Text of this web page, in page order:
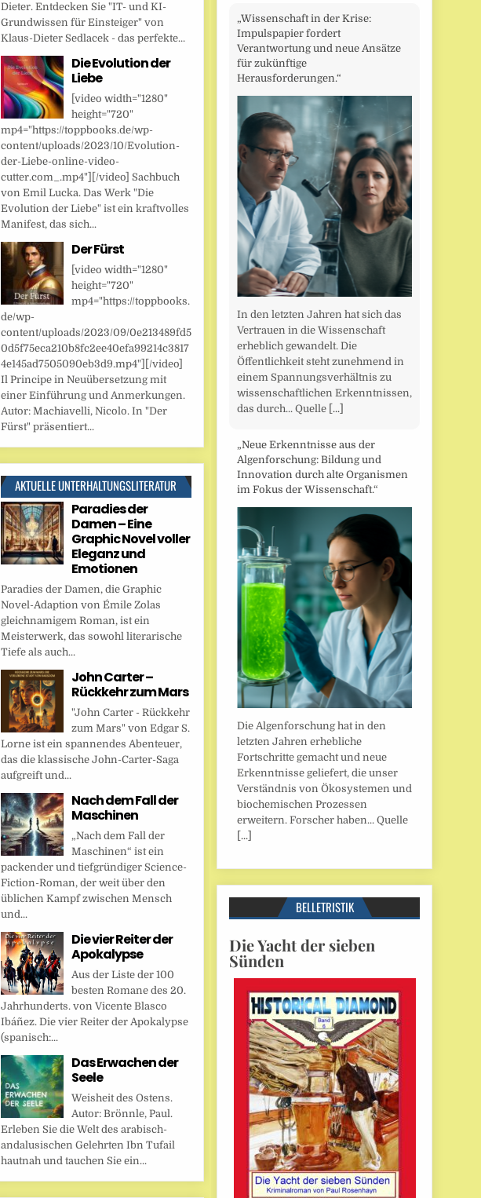
Dieter. Entdecken Sie "IT- und KI-
Grundwissen für Einsteiger" von
Klaus-Dieter Sedlacek - das perfekte...
Die Evolution der
Liebe
[video width="1280"
height="720"
mp4="https://toppbooks.de/wp-
content/uploads/2023/10/Evolution-
der-Liebe-online-video-
cutter.com_.mp4"][/video] Sachbuch
von Emil Lucka. Das Werk "Die
Evolution der Liebe" ist ein kraftvolles
Manifest, das sich...
Der Fürst
[video width="1280"
height="720"
mp4="https://toppbooks.
de/wp-
content/uploads/2023/09/0e213489fd5
0d5f75eca210b8fc2ee40efa99214c3817
4e145ad7505090eb3d9.mp4"][/video]
Il Principe in Neuübersetzung mit
einer Einführung und Anmerkungen.
Autor: Machiavelli, Nicolo. In "Der
Fürst" präsentiert...
AKTUELLE UNTERHALTUNGSLITERATUR
Paradies der
Damen – Eine
Graphic Novel voller
Eleganz und
Emotionen
Paradies der Damen, die Graphic
Novel-Adaption von Émile Zolas
gleichnamigem Roman, ist ein
Meisterwerk, das sowohl literarische
Tiefe als auch...
John Carter –
Rückkehr zum Mars
"John Carter - Rückkehr
zum Mars" von Edgar S.
Lorne ist ein spannendes Abenteuer,
das die klassische John-Carter-Saga
aufgreift und...
Nach dem Fall der
Maschinen
„Nach dem Fall der
Maschinen“ ist ein
packender und tiefgründiger Science-
Fiction-Roman, der weit über den
üblichen Kampf zwischen Mensch
und...
Die vier Reiter der
Apokalypse
Aus der Liste der 100
besten Romane des 20.
Jahrhunderts. von Vicente Blasco
Ibáñez. Die vier Reiter der Apokalypse
(spanisch:...
Das Erwachen der
Seele
Weisheit des Ostens.
Autor: Brönnle, Paul.
Erleben Sie die Welt des arabisch-
andalusischen Gelehrten Ibn Tufail
hautnah und tauchen Sie ein...
„Wissenschaft in der Krise:
Impulspapier fordert
Verantwortung und neue Ansätze
für zukünftige
Herausforderungen.“
In den letzten Jahren hat sich das
Vertrauen in die Wissenschaft
erheblich gewandelt. Die
Öffentlichkeit steht zunehmend in
einem Spannungsverhältnis zu
wissenschaftlichen Erkenntnissen,
das durch... Quelle [...]
„Neue Erkenntnisse aus der
Algenforschung: Bildung und
Innovation durch alte Organismen
im Fokus der Wissenschaft.“
Die Algenforschung hat in den
letzten Jahren erhebliche
Fortschritte gemacht und neue
Erkenntnisse geliefert, die unser
Verständnis von Ökosystemen und
biochemischen Prozessen
erweitern. Forscher haben... Quelle
[...]
BELLETRISTIK
Die Yacht der sieben
Sünden